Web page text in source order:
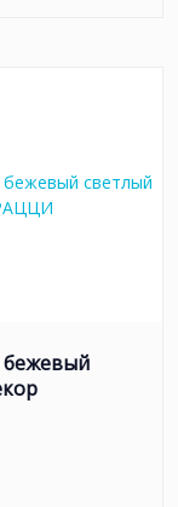
бежевый